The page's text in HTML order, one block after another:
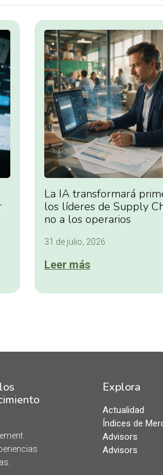
La IA transformará
los líderes de Supply
no a los operarios
31 de julio, 2026
Leer más
Explora
Actualidad
Índices de
Advisors
Advisors